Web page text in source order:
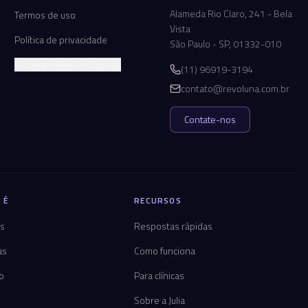
Termos de uso
Política de privacidade
Alameda Rio Claro, 241 - Bela
Vista
São Paulo - SP, 01332-010
(11) 96919-3194
contato@revoluna.com.br
Contate-nos
RECURSOS
Respostas rápidas
Como funciona
Para clínicas
Sobre a Julia